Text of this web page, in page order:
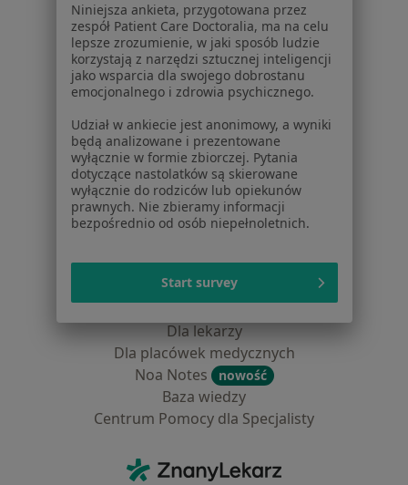
Kontakt
Dla pacjentów
Lekarze
Pytania i odpowiedzi
Usługi i zabiegi
Choroby
Pomoc
Aplikacje mobilne
Dla profesjonalistów
Cennik
Dla lekarzy
Dla placówek medycznych
Noa Notes
nowość
Baza wiedzy
Centrum Pomocy dla Specjalisty
ZnanyLekarz - Strona główna
Niniejsza ankieta, przygotowana przez
zespół Patient Care Doctoralia, ma na celu
lepsze zrozumienie, w jaki sposób ludzie
korzystają z narzędzi sztucznej inteligencji
jako wsparcia dla swojego dobrostanu
emocjonalnego i zdrowia psychicznego.
Udział w ankiecie jest anonimowy, a wyniki
będą analizowane i prezentowane
wyłącznie w formie zbiorczej. Pytania
dotyczące nastolatków są skierowane
wyłącznie do rodziców lub opiekunów
prawnych. Nie zbieramy informacji
bezpośrednio od osób niepełnoletnich.
Start survey